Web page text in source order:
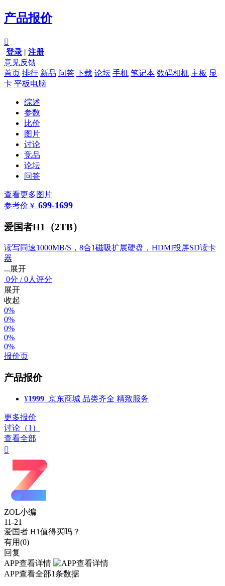
产品报价

登录 | 注册
意见反馈
首页 排行 新品 问答 下载 论坛 手机 笔记本 数码相机 主板 显
卡 平板电脑
综述
参数
比价
图片
讨论
竞品
论坛
问答
查看更多图片
参考价 ￥ 699-1699
爱国者H1（2TB）
读写同速1000MB/S，8合1磁吸扩展硬盘，HDMI投屏SD读卡
器
...展开
0分 /0人评分
展开
收起
0%
0%
0%
0%
0%
报价页
产品报价
¥1999 京东商城 品类齐全 精致服务
更多报价
讨论（1）
查看全部

ZOL小编
11-21
爱国者 H1值得买吗？
有用(0)
回复
APP查看详情
APP查看全部1条数据